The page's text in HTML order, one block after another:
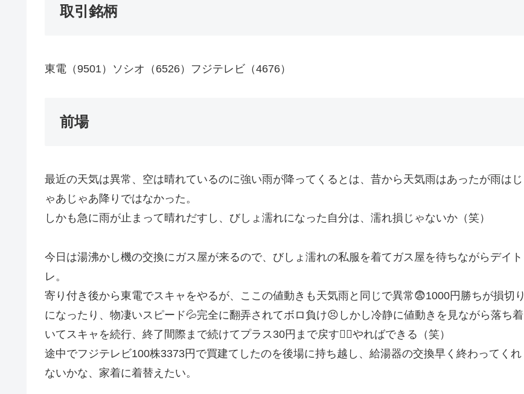
取引銘柄
東電（9501）ソシオ（6526）フジテレビ（4676）
前場
最近の天気は異常、空は晴れているのに強い雨が降ってくるとは、昔から天気雨はあったが雨はじ
ゃあじゃあ降りではなかった。
しかも急に雨が止まって晴れだすし、びしょ濡れになった自分は、濡れ損じゃないか（笑）
今日は湯沸かし機の交換にガス屋が来るので、びしょ濡れの私服を着てガス屋を待ちながらデイト
レ。
寄り付き後から東電でスキャをやるが、ここの値動きも天気雨と同じで異常😨1000円勝ちが損切り
になったり、物凄いスピード💦完全に翻弄されてボロ負け😣しかし冷静に値動きを見ながら落ち着
いてスキャを続行、終了間際まで続けてプラス30円まで戻す😮‍💨やればできる（笑）
途中でフジテレビ100株3373円で買建てしたのを後場に持ち越し、給湯器の交換早く終わってくれ
ないかな、家着に着替えたい。